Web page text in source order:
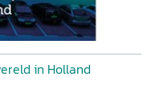
in Holland